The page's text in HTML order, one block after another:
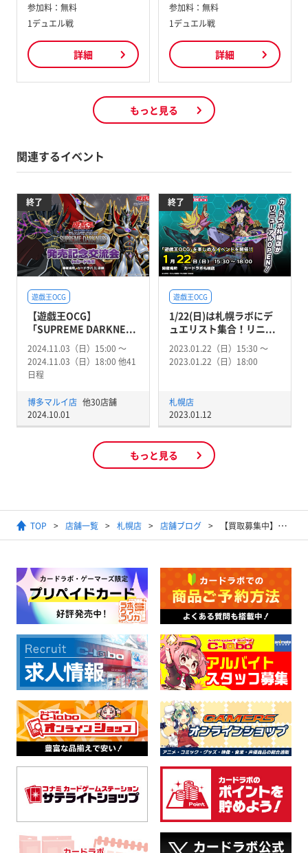
参加料： 無料
1デュエル戦
詳細
参加料： 無料
1デュエル戦
詳細
もっと見る
関連するイベント
終了
遊戯王OCG
【遊戯王OCG】
「SUPREME DARKNE...
2024.11.03（日）15:00 〜
2024.11.03（日）18:00 他41
日程
博多マルイ店 他30店舗
2024.10.01
終了
遊戯王OCG
1/22(日)は札幌ラボにデ
ュエリスト集合！リニ...
2023.01.22（日）15:30 〜
2023.01.22（日）18:00
札幌店
2023.01.12
もっと見る
TOP 店舗一覧 札幌店 店舗ブログ 【買取募集中】遊戯王 高レアリティ買取情報 10/8